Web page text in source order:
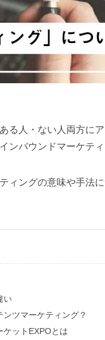
る人・ない人両方に
ンバウンドマーケテ
ィングの意味や手法に
い
ツマーケティング？
ットEXPOとは